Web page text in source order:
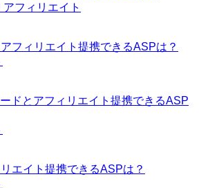
アフィリエイト
フィリエイト提携できるASPは？
ドとアフィリエイト提携できるASP
エイト提携できるASPは？